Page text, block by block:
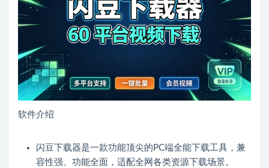
软件介绍
闪豆下载器是一款功能顶尖的PC端全能下载工具，兼
容性强、功能全面，适配全网各类资源下载场景。